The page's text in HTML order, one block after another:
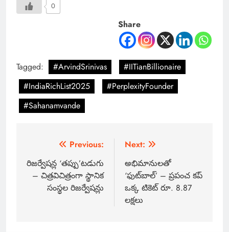
0
Share
Tagged: #ArvindSrinivas
#IITianBillionaire
#IndiaRichList2025
#PerplexityFounder
#Sahanamvande
Previous:
రిజర్వేషన్ల ‘తప్పు’టడుగు
– చిత్రవిచిత్రంగా స్థానిక
సంస్థల రిజర్వేషన్లు
Next:
అభిమానులతో
‘ఫుట్‌బాల్’ – ప్రపంచ కప్
ఒక్క టికెట్ రూ. 8.87
లక్షలు